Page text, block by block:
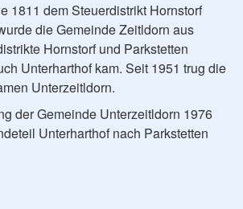
1811 dem Steuerdistrikt Hornstorf
die Gemeinde Zeitldorn aus
Hornstorf und Parkstetten
Unterharthof kam. Seit 1951 trug die
Unterzeitldorn.
der Gemeinde Unterzeitldorn 1976
Unterharthof nach Parkstetten